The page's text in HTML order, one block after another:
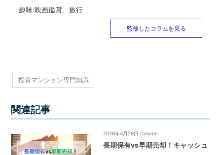
趣味:映画鑑賞、旅行
監修したコラムを見る
投資マンション専門知識
関連記事
2026年4月29日 Column
長期保有vs早期売却！キャッシュ